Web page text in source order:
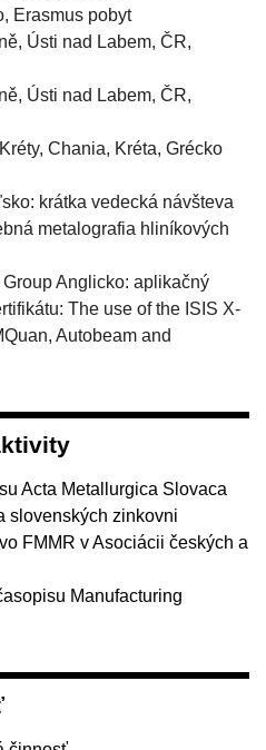
Erasmus pobyt
Ústi nad Labem, ČR,
Ústi nad Labem, ČR,
Chania, Kréta, Grécko
krátka vedecká návšteva
metalografia hliníkových
Anglicko: aplikačný
The use of the ISIS X-
Autobeam and
Acta Metallurgica Slovaca
slovenských zinkovni
FMMR v Asociácii českých a
Manufacturing